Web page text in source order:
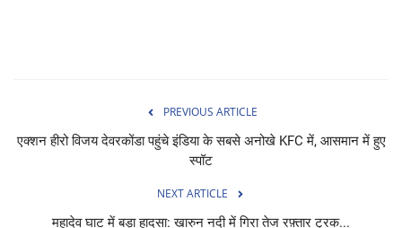
PREVIOUS ARTICLE
एक्शन हीरो विजय देवरकोंडा पहुंचे इंडिया के सबसे अनोखे KFC में, आसमान में हुए
स्पॉट
NEXT ARTICLE
महादेव घाट में बड़ा हादसा: खारुन नदी में गिरा तेज रफ़्तार ट्रक...